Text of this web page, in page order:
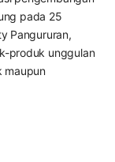
pada 25
Pangururan,
produk unggulan
maupun